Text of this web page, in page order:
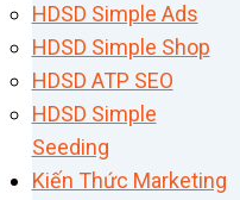
HDSD Simple Ads
HDSD Simple Shop
HDSD ATP SEO
HDSD Simple
Seeding
Kiến Thức Marketing